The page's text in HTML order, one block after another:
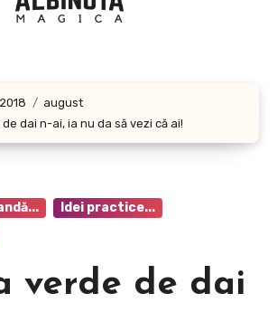
2018
august
dai n-ai, ia nu da să vezi că ai!
Idei practice...
verde de dai